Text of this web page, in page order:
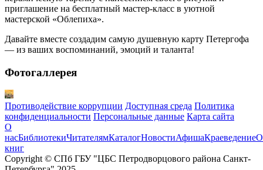
приглашение на бесплатный мастер-класс в уютной
мастерской «Облепиха».
Давайте вместе создадим самую душевную карту Петергофа
— из ваших воспоминаний, эмоций и таланта!
Фотогаллерея
Противодействие коррупции Доступная среда Политика
конфиденциальности Персональные данные Карта сайта
О
насБиблиотекиЧитателямКаталогНовостиАфишаКраеведение
книг
Copyright © СПб ГБУ "ЦБС Петродворцового района Санкт-